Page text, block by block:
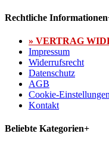
Rechtliche Informationen
» VERTRAG
Impressum
Widerrufsrecht
Datenschutz
AGB
Cookie-
Kontakt
Beliebte Kategorien+